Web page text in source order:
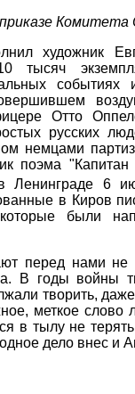
Комитета
художник
событиях
Отто
русских
немцами
поэма "Капитан
Ленинграде 6
в Киров
были
перед нами не
В годы войны
творить,
меткое слово
в тылу не
дело внес и